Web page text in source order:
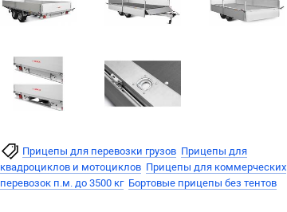
Прицепы для перевозки грузов Прицепы для
квадроциклов и мотоциклов Прицепы для коммерческих
перевозок п.м. до 3500 кг Бортовые прицепы без тентов